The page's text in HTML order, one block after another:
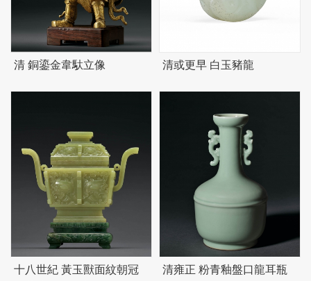
清 銅鎏金韋馱立像 清或更早 白玉豬龍
十八世紀 黃玉獸面紋朝冠
清雍正 粉青釉盤口龍耳瓶